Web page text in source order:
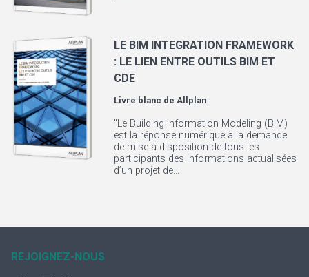
LE BIM INTEGRATION FRAMEWORK
: LE LIEN ENTRE OUTILS BIM ET
CDE
Livre blanc deAllplan
"Le Building Information Modeling (BIM)
est la réponse numérique à la demande
de mise à disposition de tous les
participants des informations actualisées
d’un projet de...
REJOIGNEZ-NOUS